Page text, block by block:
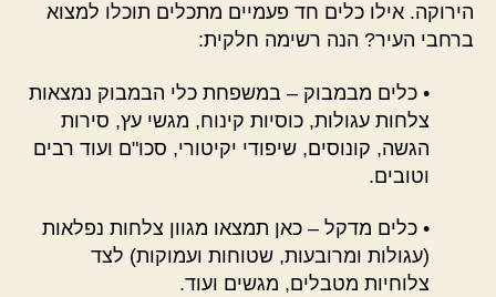
הירוקה. אילו כלים חד פעמיים מתכלים תוכלו למצוא
ברחבי העיר? הנה רשימה חלקית:
• כלים מבמבוק – במשפחת כלי הבמבוק נמצאות
צלחות עגולות, כוסיות קינוח, מגשי עץ, סירות
הגשה, קונוסים, שיפודי יקיטורי, סכו"ם ועוד רבים
וטובים.
• כלים מדקל – כאן תמצאו מגוון צלחות נפלאות
(עגולות ומרובעות, שטוחות ועמוקות) לצד
צלוחיות מטבלים, מגשים ועוד.